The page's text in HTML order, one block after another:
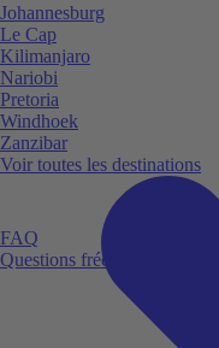
FAQ
Questions fréquemment
Johannesburg
Le Cap
Kilimanjaro
Nariobi
Pretoria
Windhoek
Zanzibar
Voir toutes les destinations